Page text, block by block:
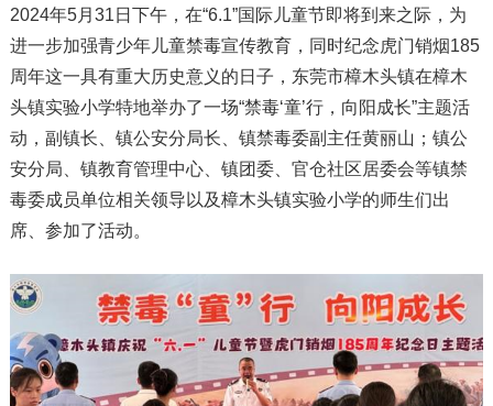
2024年5月31日下午，在“6.1”国际儿童节即将到来之际，为
进一步加强青少年儿童禁毒宣传教育，同时纪念虎门销烟185
周年这一具有重大历史意义的日子，东莞市樟木头镇在樟木
头镇实验小学特地举办了一场“禁毒‘童’行，向阳成长”主题活
动，副镇长、镇公安分局长、镇禁毒委副主任黄丽山；镇公
安分局、镇教育管理中心、镇团委、官仓社区居委会等镇禁
毒委成员单位相关领导以及樟木头镇实验小学的师生们出
席、参加了活动。